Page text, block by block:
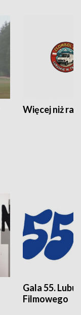
Więcej niż rajd
Gala 55.
Filmowego